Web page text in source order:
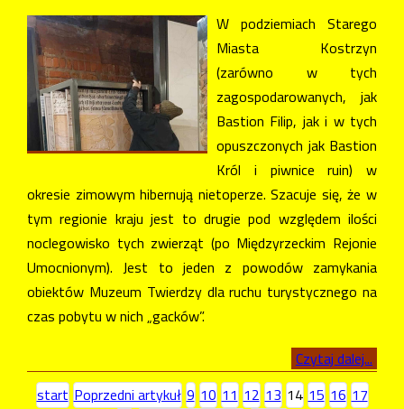
W podziemiach Starego
Miasta Kostrzyn
(zarówno w tych
zagospodarowanych, jak
Bastion Filip, jak i w tych
opuszczonych jak Bastion
Król i piwnice ruin) w
okresie zimowym hibernują nietoperze. Szacuje się, że w
tym regionie kraju jest to drugie pod względem ilości
noclegowisko tych zwierząt (po Międzyrzeckim Rejonie
Umocnionym). Jest to jeden z powodów zamykania
obiektów Muzeum Twierdzy dla ruchu turystycznego na
czas pobytu w nich „gacków”.
Czytaj dalej...
start Poprzedni artykuł 9 10 11 12 13 14 15 16 17